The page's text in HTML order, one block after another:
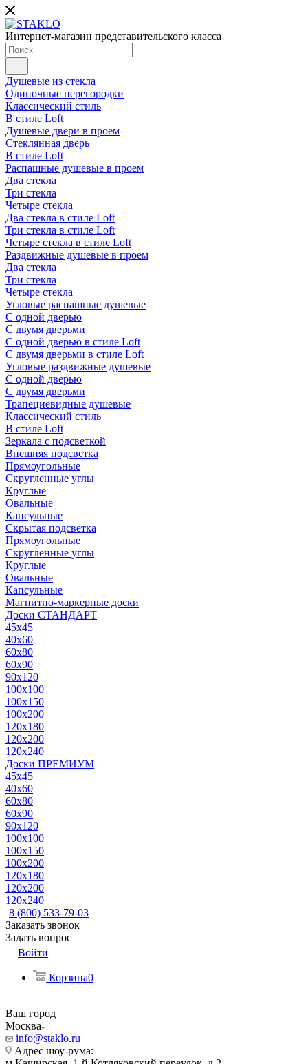
Интернет-магазин представительского класса
Душевые из стекла
Одиночные перегородки
Классический стиль
В стиле Loft
Душевые двери в проем
Стеклянная дверь
В стиле Loft
Распашные душевые в проем
Два стекла
Три стекла
Четыре стекла
Два стекла в стиле Loft
Три стекла в стиле Loft
Четыре стекла в стиле Loft
Раздвижные душевые в проем
Два стекла
Три стекла
Четыре стекла
Угловые распашные душевые
С одной дверью
С двумя дверьми
С одной дверью в стиле Loft
С двумя дверьми в стиле Loft
Угловые раздвижные душевые
С одной дверью
С двумя дверьми
Трапециевидные душевые
Классический стиль
В стиле Loft
Зеркала с подсветкой
Внешняя подсветка
Прямоугольные
Скругленные углы
Круглые
Овальные
Капсульные
Скрытая подсветка
Прямоугольные
Скругленные углы
Круглые
Овальные
Капсульные
Магнитно-маркерные доски
Доски СТАНДАРТ
45x45
40x60
60x80
60x90
90x120
100x100
100x150
100x200
120x180
120x200
120x240
Доски ПРЕМИУМ
45x45
40x60
60x80
60x90
90x120
100x100
100x150
100x200
120x180
120x200
120x240
8 (800) 533-79-03
Заказать звонок
Задать вопрос
Войти
Корзина0
Ваш город
Москва
info@staklo.ru
Адрес шоу-рума: